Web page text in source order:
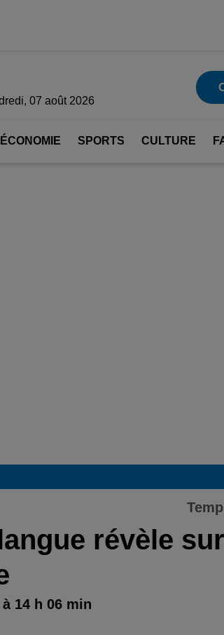
07 août 2026
ÉCONOMIE SPORTS CULTURE
révèle
14 h 06 min